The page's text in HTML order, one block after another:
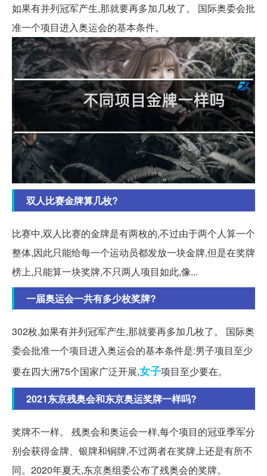
如果有并列冠军产生,那就要再多加几枚了。 国际奥委会批
准一个项目进入奥运会的基本条件。
双人比赛金牌算几枚?
比赛中,双人比赛的金牌是有两枚的,不过由于两个人算一个
整体,因此只能给每一个运动员都发放一块金牌,但是在奖牌
榜上,只能算一块奖牌,不只两人项目如此,像...
一届奥运会一共有多少枚奖牌?
302枚,如果有并列冠军产生,那就要再多加几枚了。 国际奥
委会批准一个项目进入奥运会的基本条件是:男子项目至少
要在四大洲75个国家广泛开展,女子项目至少要在。
2021东京残奥会和东京奥运奖牌一样吗?
奖牌不一样。 残奥会和奥运会一样,每个项目的冠亚季军分
别会获得金牌、银牌和铜牌,不过两者在奖牌上还是有所不
同。2020年夏天,东京奥组委公布了残奥会的奖牌。